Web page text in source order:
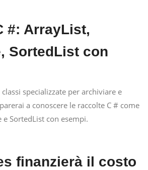
#: ArrayList,
SortedList con
specializzate per archiviare e
a conoscere le raccolte C # come
e SortedList con esempi.
finanzierà il costo